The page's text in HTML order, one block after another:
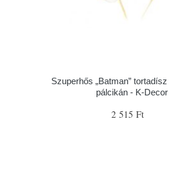
Szuperhős „Batman”
pálcikán - K-Decor
2 515 Ft